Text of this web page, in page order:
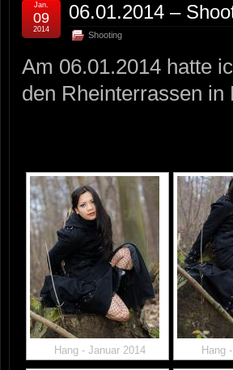
06.01.2014 –
Shooting
Jan.
09
2014
Am 06.01.2014 hatte
den Rheinterrassen in
Hang - Januar 2014 Hang